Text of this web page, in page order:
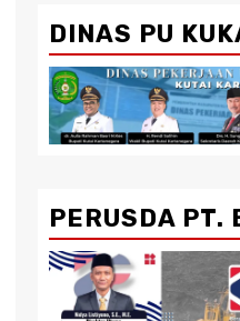
DINAS PU
PERUSDA PT.